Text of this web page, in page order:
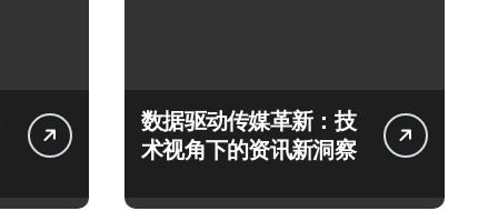
数据驱动传媒革新：技
术视角下的资讯新洞察